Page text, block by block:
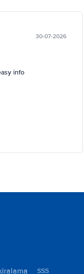
30-07-2026
info
SSS